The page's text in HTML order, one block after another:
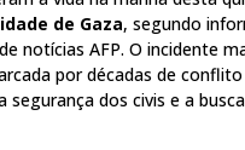
de Gaza, segundo
notícias AFP. O incidente
por décadas de
segurança dos civis e a